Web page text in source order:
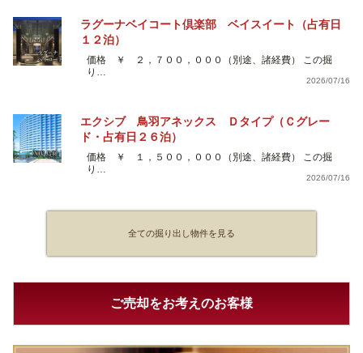
ラグーナベイコート倶楽部 ベイスイート（占有日
１２泊）
価格 ￥ ２，７００，０００（別途、諸経費） この掘
り…
2026/07/16
エクシブ 鳥羽アネックス Ｄタイプ（Ｃグレー
ド・占有日２６泊）
価格 ￥ １，５００，０００（別途、諸経費） この掘
り…
2026/07/16
全ての掘り出し物件を見る
ご売却をお考えのお客様